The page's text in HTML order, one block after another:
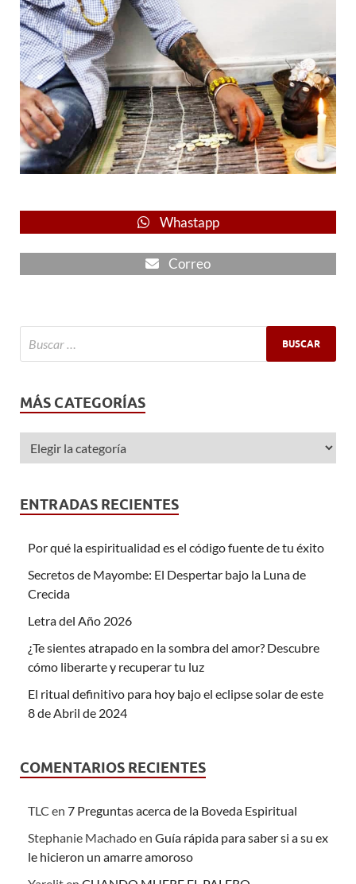
Whastapp
Correo
MÁS CATEGORÍAS
ENTRADAS RECIENTES
Por qué la espiritualidad es el código fuente de tu éxito
Secretos de Mayombe: El Despertar bajo la Luna de
Crecida
Letra del Año 2026
¿Te sientes atrapado en la sombra del amor? Descubre
cómo liberarte y recuperar tu luz
El ritual definitivo para hoy bajo el eclipse solar de este
8 de Abril de 2024
COMENTARIOS RECIENTES
TLC en 7 Preguntas acerca de la Boveda Espiritual
Stephanie Machadoen Guía rápida para saber si a su ex
le hicieron un amarre amoroso